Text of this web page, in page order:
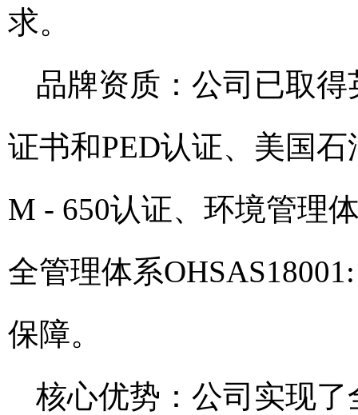
求。
品牌资质：公司已取得
证书和PED认证、美国
M - 650认证、环境管理
全管理体系
保障。
核心优势：公司实现